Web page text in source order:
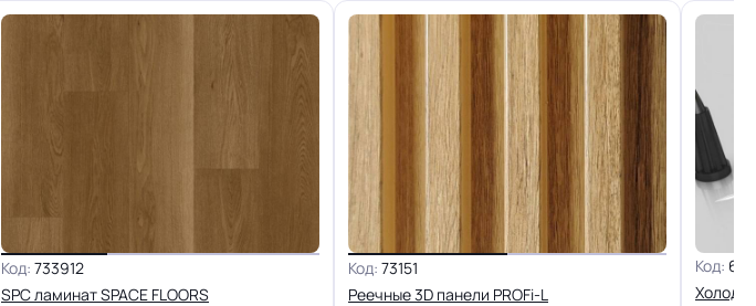
Особенности коллекции Прочная основа textile profi (нельзя порвать)
Допуск изменения рабочего слоя +-10% мкм
R10
Срок службы
Шумоизоляция Комфортная акустика 17 Дб
Код: 733912
SPC ламинат SPACE FLOORS
Код: 73151
Реечные 3D панели PROFi-L
Код: